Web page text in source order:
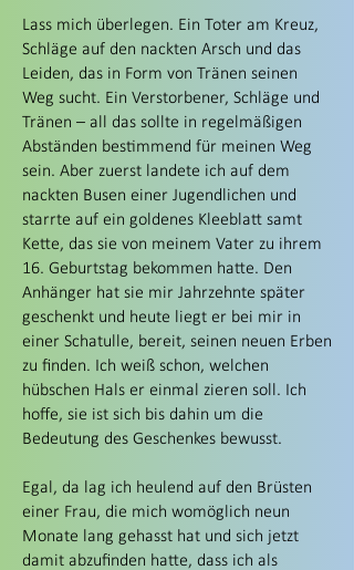
Lass mich überlegen. Ein Toter am Kreuz,
Schläge auf den nackten Arsch und das
Leiden, das in Form von Tränen seinen
Weg sucht. Ein Verstorbener, Schläge und
Tränen – all das sollte in regelmäßigen
Abständen bestimmend für meinen Weg
sein. Aber zuerst landete ich auf dem
nackten Busen einer Jugendlichen und
starrte auf ein goldenes Kleeblatt samt
Kette, das sie von meinem Vater zu ihrem
16. Geburtstag bekommen hatte. Den
Anhänger hat sie mir Jahrzehnte später
geschenkt und heute liegt er bei mir in
einer Schatulle, bereit, seinen neuen Erben
zu finden. Ich weiß schon, welchen
hübschen Hals er einmal zieren soll. Ich
hoffe, sie ist sich bis dahin um die
Bedeutung des Geschenkes bewusst.
Egal, da lag ich heulend auf den Brüsten
einer Frau, die mich womöglich neun
Monate lang gehasst hat und sich jetzt
damit abzufinden hatte, dass ich als